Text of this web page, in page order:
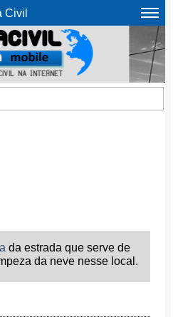
Civil
da estrada que serve de
da neve nesse local.